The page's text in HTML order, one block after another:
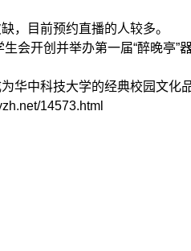
目前预约直播的人较多。
开创并举办第一届“醉晚亭”
中科技大学的经典校园文化品
14573.html